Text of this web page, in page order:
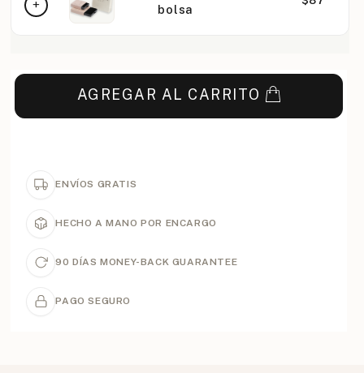
bolsa
AGREGAR AL CARRITO
ENVÍOS GRATIS
HECHO A MANO POR ENCARGO
90 DÍAS MONEY-BACK GUARANTEE
PAGO SEGURO